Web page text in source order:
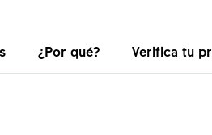
¿Por qué? Verifica tu